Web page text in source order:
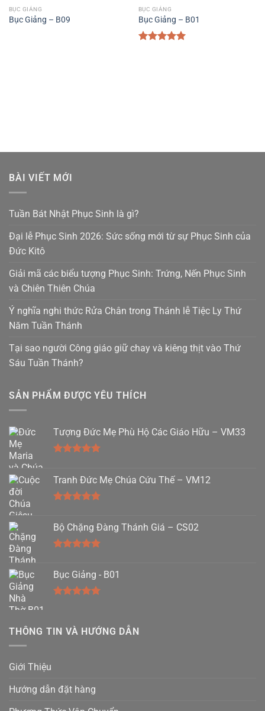
BỤC GIẢNG
Bục Giảng – B09
BỤC GIẢNG
Bục Giảng – B01
BÀI VIẾT MỚI
Tuần Bát Nhật Phục Sinh là gì?
Đại lễ Phục Sinh 2026: Sức sống mới từ sự Phục Sinh của
Đức Kitô
Giải mã các biểu tượng Phục Sinh: Trứng, Nến Phục Sinh
và Chiên Thiên Chúa
Ý nghĩa nghi thức Rửa Chân trong Thánh lễ Tiệc Ly Thứ
Năm Tuần Thánh
Tại sao người Công giáo giữ chay và kiêng thịt vào Thứ
Sáu Tuần Thánh?
SẢN PHẨM ĐƯỢC YÊU THÍCH
Tượng Đức Mẹ Phù Hộ Các Giáo Hữu – VM33
5 sao
Tranh Đức Mẹ Chúa Cứu Thế – VM12
5 sao
Bộ Chặng Đàng Thánh Giá – CS02
5 sao
Bục Giảng - B01
THÔNG TIN VÀ HƯỚNG DẪN
Giới Thiệu
Hướng dẫn đặt hàng